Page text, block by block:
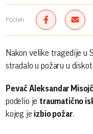
Podeli:
Nakon velike tragedije u
stradalo u požaru u
Pevač Aleksandar
podelio je traumatično
kojeg je izbio požar.